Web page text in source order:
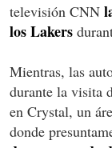
televisión CNN
los Lakers
Mientras, las
durante la visita
en Crystal, un
donde